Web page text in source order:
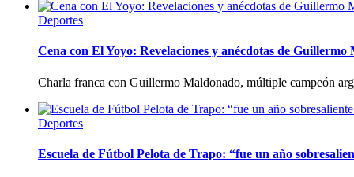
Deportes
Cena con El Yoyo: Revelaciones y anécdotas de Guillermo
Charla franca con Guillermo Maldonado, múltiple campeón
Deportes
Escuela de Fútbol Pelota de Trapo: “fue un año